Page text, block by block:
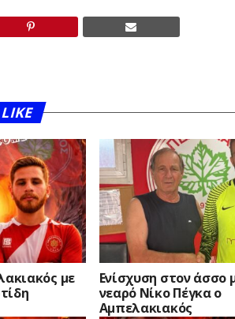
με
Ενίσχυση στον άσσο
νεαρό Νίκο Πέγκα ο
Αμπελακιακός